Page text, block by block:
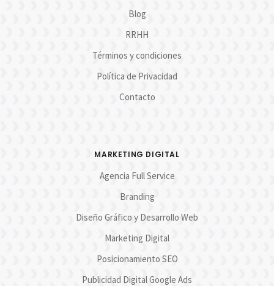
Blog
RRHH
Términos y condiciones
Política de Privacidad
Contacto
MARKETING DIGITAL
Agencia Full Service
Branding
Diseño Gráfico y Desarrollo Web
Marketing Digital
Posicionamiento SEO
Publicidad Digital Google Ads